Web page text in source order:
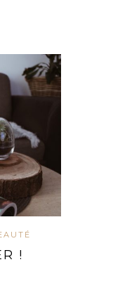
!